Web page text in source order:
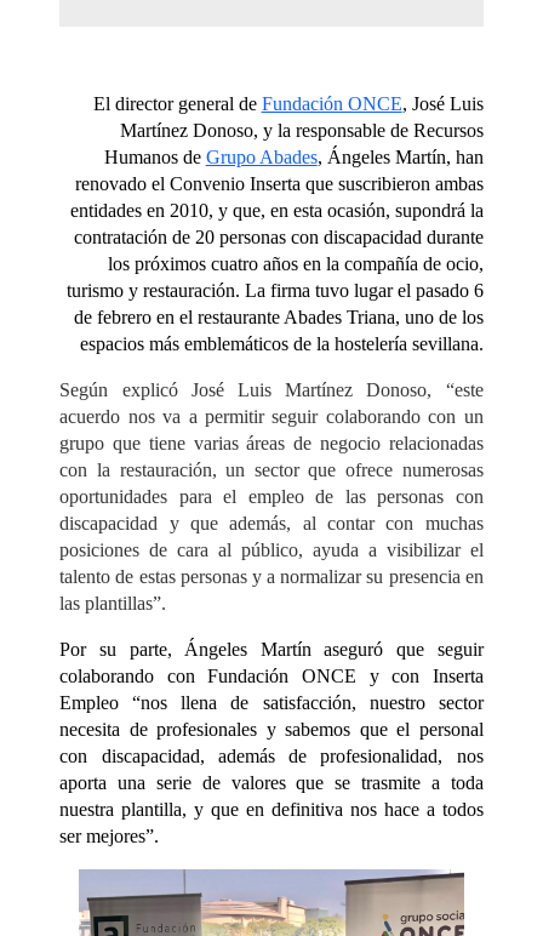
El director general de Fundación ONCE, José Luis
Martínez Donoso, y la responsable de Recursos
Humanos de Grupo Abades, Ángeles Martín, han
renovado el Convenio Inserta que suscribieron ambas
entidades en 2010, y que, en esta ocasión, supondrá la
contratación de 20 personas con discapacidad durante
los próximos cuatro años en la compañía de ocio,
turismo y restauración. La firma tuvo lugar el pasado 6
de febrero en el restaurante Abades Triana, uno de los
espacios más emblemáticos de la hostelería sevillana.
Según explicó José Luis Martínez Donoso, “este
acuerdo nos va a permitir seguir colaborando con un
grupo que tiene varias áreas de negocio relacionadas
con la restauración, un sector que ofrece numerosas
oportunidades para el empleo de las personas con
discapacidad y que además, al contar con muchas
posiciones de cara al público, ayuda a visibilizar el
talento de estas personas y a normalizar su presencia en
las plantillas”.
Por su parte, Ángeles Martín aseguró que seguir
colaborando con Fundación ONCE y con Inserta
Empleo “nos llena de satisfacción, nuestro sector
necesita de profesionales y sabemos que el personal
con discapacidad, además de profesionalidad, nos
aporta una serie de valores que se trasmite a toda
nuestra plantilla, y que en definitiva nos hace a todos
ser mejores”.